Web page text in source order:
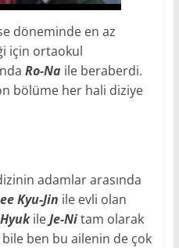
döneminde en az
için ortaokul
Ro-Naile beraberdi.
bölüme her hali diziye
adamlar arasında
Kyu-Jin ile evli olan
ileJe-Nitam olarak
ben bu ailenin de çok